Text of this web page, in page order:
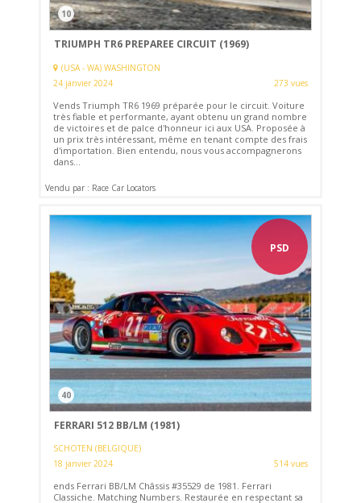
10
TRIUMPH TR6 PREPAREE CIRCUIT (1969)
(USA - WA) WASHINGTON
24 janvier 2024
273 vues
Vends Triumph TR6 1969 préparée pour le circuit. Voiture
très fiable et performante, ayant obtenu un grand nombre
de victoires et de palce d'honneur ici aux USA. Proposée à
un prix très intéressant, même en tenant compte des frais
d'importation. Bien entendu, nous vous accompagnerons
dans...
Vendu par : Race Car Locators
PSD
40
FERRARI 512 BB/LM (1981)
SCHOTEN (BELGIQUE)
18 janvier 2024
514 vues
ends Ferrari BB/LM Châssis #35529 de 1981. Ferrari
Classiche. Matching Numbers. Restaurée en respectant sa